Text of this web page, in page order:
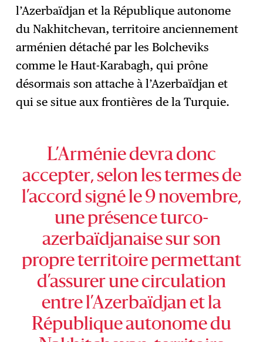
l’Azerbaïdjan et la République autonome
du Nakhitchevan, territoire anciennement
arménien détaché par les Bolcheviks
comme le Haut-Karabagh, qui prône
désormais son attache à l’Azerbaïdjan et
qui se situe aux frontières de la Turquie.
L’Arménie devra donc
accepter, selon les termes de
l’accord signé le 9 novembre,
une présence turco-
azerbaïdjanaise sur son
propre territoire permettant
d’assurer une circulation
entre l’Azerbaïdjan et la
République autonome du